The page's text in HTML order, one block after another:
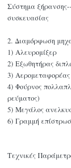
Σύστημα
συσκευασίας
2. Διαμόρφωση
1) Αλευρομίξερ
2) Εξωθητήρας
3) Αερομεταφορέας
4) Φούρνος
ρεύματος)
5) Μεγάλος
6) Γραμμή
Τεχνικές